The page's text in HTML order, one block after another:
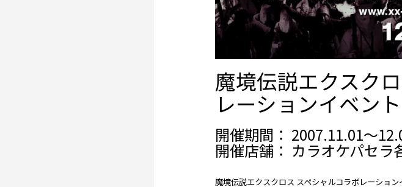
魔境伝説エクスク
レーションイベント
開催期間： 2007.11.01～
開催店舗： カラオケパセラ
魔境伝説エクスクロス スペシャルコラボレーショ